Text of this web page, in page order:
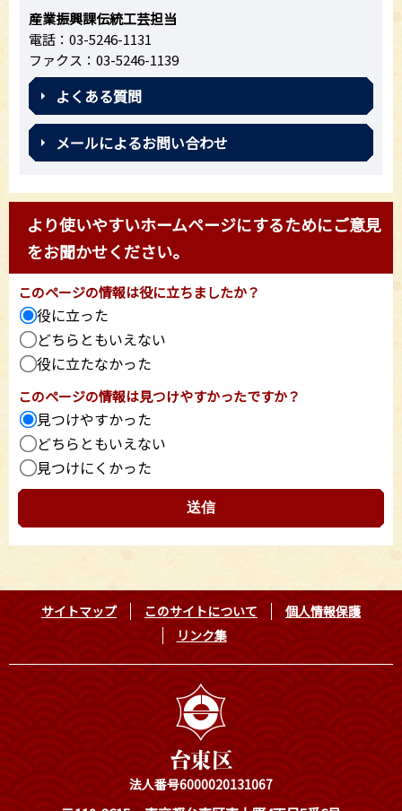
産業振興課伝統工芸担当
電話：03-5246-1131
ファクス：03-5246-1139
よくある質問
メールによるお問い合わせ
より使いやすいホームページにするためにご意見
をお聞かせください。
このページの情報は役に立ちましたか？
役に立った
どちらともいえない
役に立たなかった
このページの情報は見つけやすかったですか？
見つけやすかった
どちらともいえない
見つけにくかった
サイトマップ このサイトについて
個人情報保護
リンク集
法人番号6000020131067